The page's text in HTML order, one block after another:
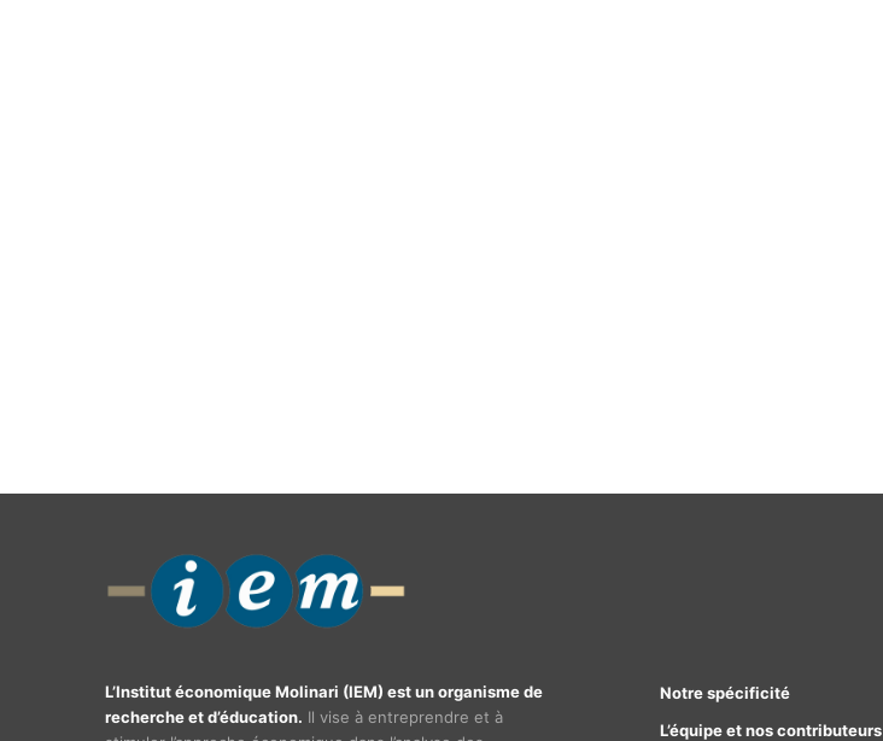
L’Institut économique Molinari (IEM) est un organisme de
recherche et d’éducation. Il vise à entreprendre et à
Notre spécificité
L’équipe et nos contributeurs